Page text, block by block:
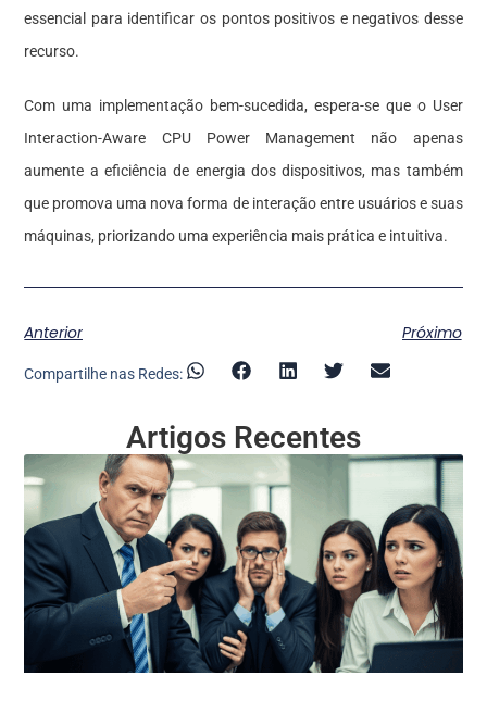
essencial para identificar os pontos positivos e negativos desse
recurso.
Com uma implementação bem-sucedida, espera-se que o User
Interaction-Aware CPU Power Management não apenas
aumente a eficiência de energia dos dispositivos, mas também
que promova uma nova forma de interação entre usuários e suas
máquinas, priorizando uma experiência mais prática e intuitiva.
Anterior Próximo
Compartilhe nas Redes:
Artigos Recentes